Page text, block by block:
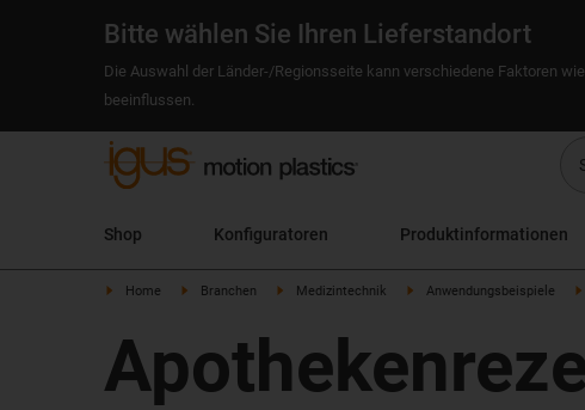
Bitte wählen Sie Ihren Lieferstandort
Die Auswahl der Länder-/Regionsseite kann verschiedene Faktoren
beeinflussen.
Shop Konfiguratoren Produktinformationen
Home Branchen Medizintechnik Anwendungsbeispiele